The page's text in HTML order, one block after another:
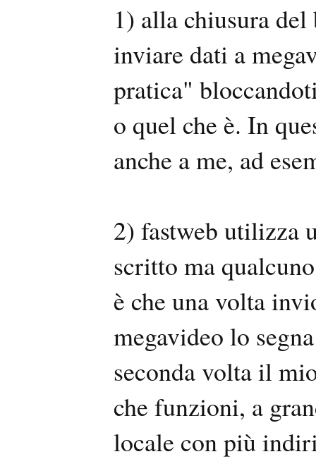
1) alla chiusura
inviare dati a
pratica"
o quel che è. In
anche a me, ad
2) fastweb utilizza
scritto ma
è che una volta
megavideo lo
seconda volta il
che funzioni, a
locale con più